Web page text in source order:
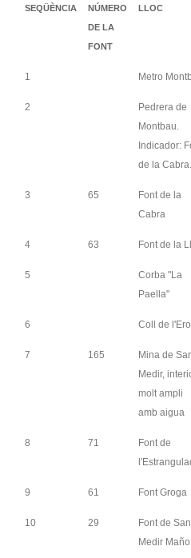
SEQÜÈNCIA
NÚMERO
DE LA
FONT
LLOC
1 Metro
2
Pedrera de
Montbau.
Indicador:
de la Cabra.
3 65
Font de la
Cabra
4 63 Font de la
5
Corba "La
Paella"
6 Coll de
7 165
Mina de
Medir,
molt ampli
amb aigua
8 71
Font de
9 61 Font Groga
10 29
Font de
Medir Maño